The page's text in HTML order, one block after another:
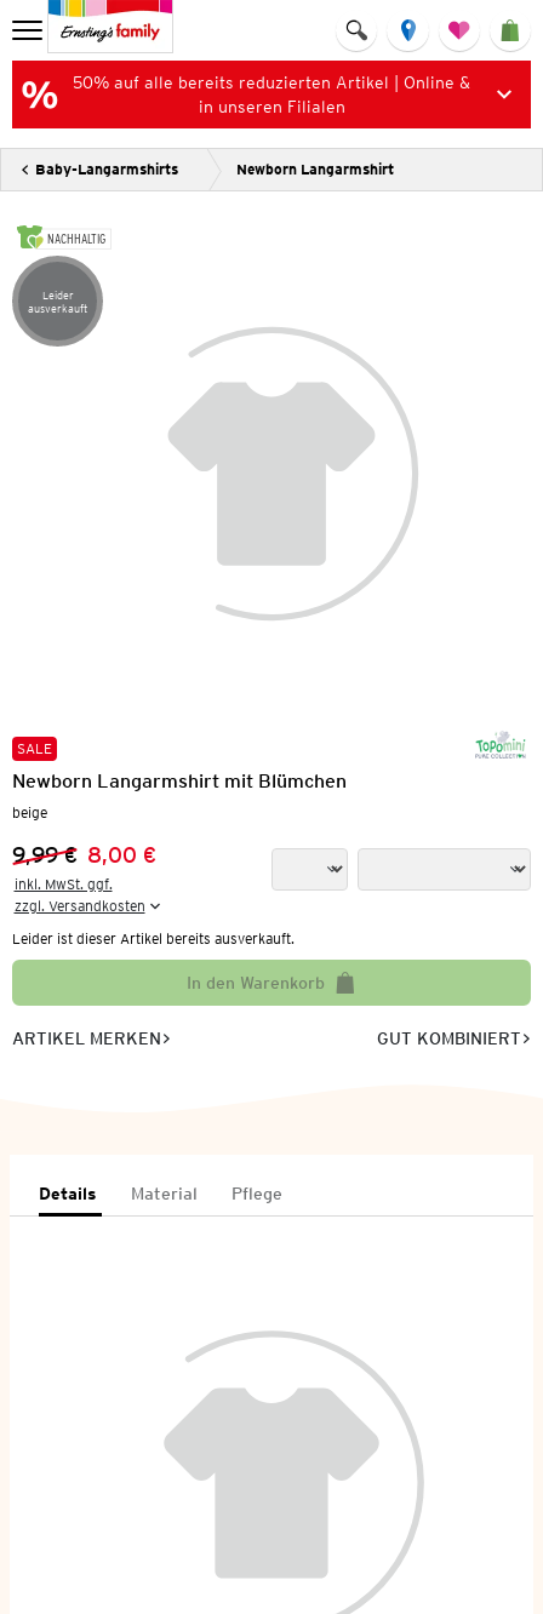
50% auf alle bereits reduzierten Artikel | Online &
in unseren Filialen
Baby-Langarmshirts Newborn Langarmshirt
NACHHALTIG
Artikel leider ausverkauft
Leider
ausverkauft
SALE
Newborn Langarmshirt mit Blümchen
beige
Vorheriger Preis:
9,99 €
Neuer Preis:
8,00 €
inkl. MwSt. ggf.
zzgl. Versandkosten
Leider ist dieser Artikel bereits ausverkauft.
In den Warenkorb
ARTIKEL MERKEN GUT KOMBINIERT
Details Material Pflege